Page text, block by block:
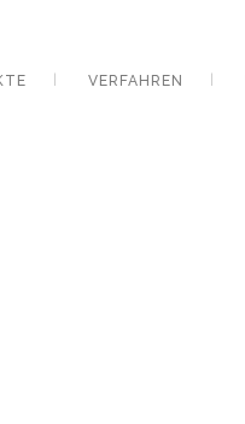
VERFAHREN